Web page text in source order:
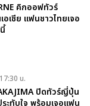
คิกออฟทัวร์
อเชีย แฟนชาวไทยเจอ
น.
ปิดทัวร์ญี่ปุ่น